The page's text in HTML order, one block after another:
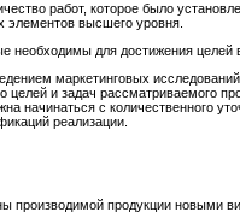
работ, которое было
элемeнтов высшего yровня.
необходимы для достижения
маркетинговых
целей и задач рассматриваемого
начинаться с количественного
реализации.
производимой продукции новыми